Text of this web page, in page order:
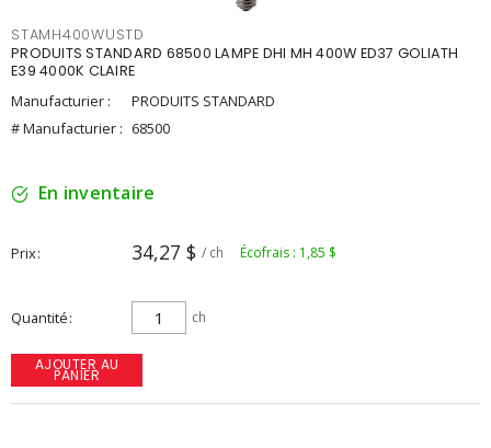
STAMH400WUSTD
PRODUITS STANDARD 68500 LAMPE DHI MH 400W ED37 GOLIATH
E39 4000K CLAIRE
Manufacturier :
PRODUITS STANDARD
# Manufacturier : 68500
En inventaire
Prix 34,27 $ / ch Écofrais : 1,85 $
Quantité ch
AJOUTER AU
PANIER